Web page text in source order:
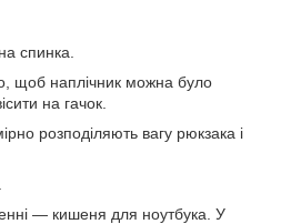
спинка.
щоб наплічник можна було
на гачок.
розподіляють вагу рюкзака і
— кишеня для ноутбука. У